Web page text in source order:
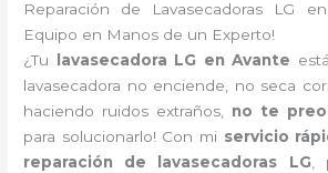
Reparación de Lavasecadoras LG
Equipo en Manos de un Experto!
¿Tu
lavasecadora LG en Avante
lavasecadora no enciende, no seca
haciendo ruidos extraños, no te
para solucionarlo! Con mi servicio
reparación de lavasecadoras LG,